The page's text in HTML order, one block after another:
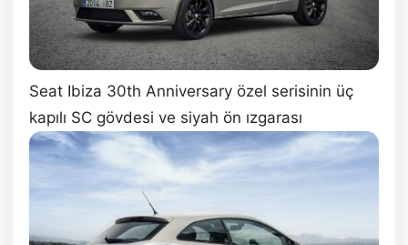
Seat Ibiza 30th Anniversary özel serisinin üç
kapılı SC gövdesi ve siyah ön ızgarası